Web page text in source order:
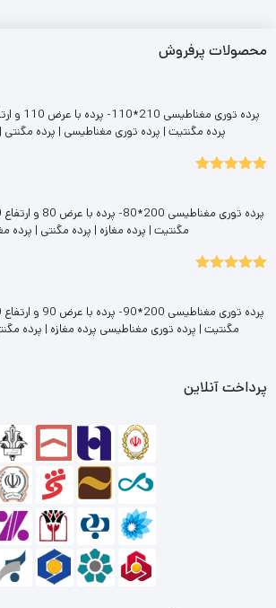
محصولات پرفروش
پرده مگنتیت | پرده توری مغناطیسی | پرده مگنتی | پرده مغناطیسی
مگنتیت | پرده مغازه | پرده مگنتی | پرده
مگنتیت | پرده توری مغناطیسی پرده مغازه | پرده مگنتی | پرده مغناطیسی
پرداخت آنلاین